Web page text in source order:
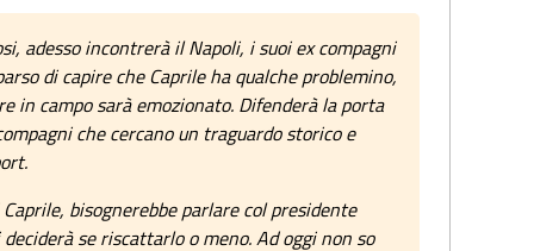
adesso incontrerà il Napoli, i suoi ex compagni
di capire che Caprile ha qualche problemino,
in campo sarà emozionato. Difenderà la porta
che cercano un traguardo storico e
bisognerebbe parlare col presidente
se riscattarlo o meno. Ad oggi non so